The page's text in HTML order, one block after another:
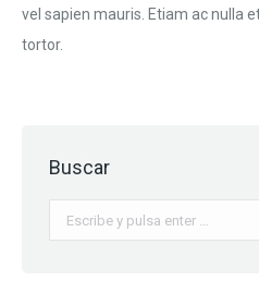
vel sapien mauris. Etiam ac nulla
tortor.
Buscar
Buscar: